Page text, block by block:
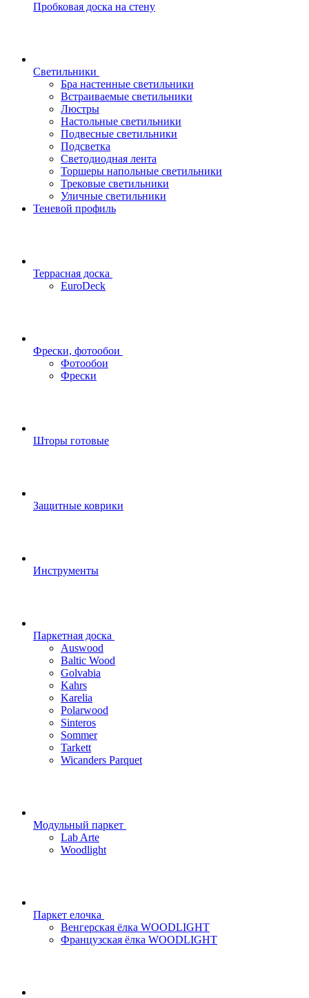
Пробковая доска на стену
Светильники
Бра настенные светильники
Встраиваемые светильники
Люстры
Настольные светильники
Подвесные светильники
Подсветка
Светодиодная лента
Торшеры напольные светильники
Трековые светильники
Уличные светильники
Теневой профиль
Террасная доска
EuroDeck
Фрески, фотообои
Фотообои
Фрески
Шторы готовые
Защитные коврики
Инструменты
Паркетная доска
Auswood
Baltic Wood
Golvabia
Kahrs
Karelia
Polarwood
Sinteros
Sommer
Tarkett
Wicanders Parquet
Модульный паркет
Lab Arte
Woodlight
Паркет елочка
Венгерская ёлка WOODLIGHT
Французская ёлка WOODLIGHT